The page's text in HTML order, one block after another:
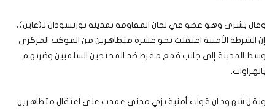
وقال بشرى وهو عضو في لجان المقاومة بمدينة بورتسودان لـ(عاين)،
إن الشرطة الأمنية اعتقلت نحو عشرة متظاهرين من الموكب المركزي
وسط المدينة إلى جانب قمع مفرط ضد المحتجين السلميين وضربهم
بالهراوات.
ونقل شهود ان قوات أمنية بزي مدني عمدت على اعتقال متظاهرين